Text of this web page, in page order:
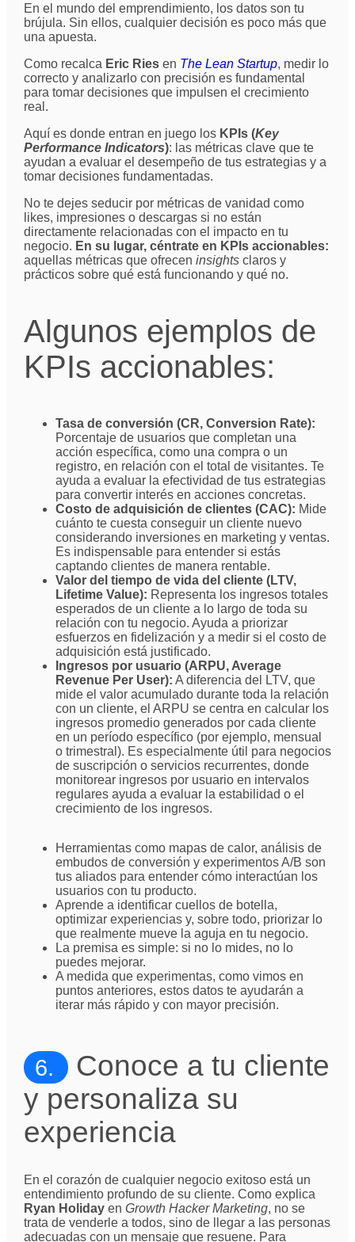
En el mundo del emprendimiento, los datos son tu
brújula. Sin ellos, cualquier decisión es poco más que
una apuesta.
Como recalca Eric Riesen The Lean Startup, medir lo
correcto y analizarlo con precisión es fundamental
para tomar decisiones que impulsen el crecimiento
real.
Aquí es donde entran en juego los KPIs (Key
Performance Indicators): las métricas clave que te
ayudan a evaluar el desempeño de tus estrategias y a
tomar decisiones fundamentadas.
No te dejes seducir por métricas de vanidad como
likes, impresiones o descargas si no están
directamente relacionadas con el impacto en tu
negocio. En su lugar, céntrate en KPIs accionables:
aquellas métricas que ofrecen insightsclaros y
prácticos sobre qué está funcionando y qué no.
Algunos ejemplos de
KPIs accionables:
Tasa de conversión (CR, Conversion Rate):
Porcentaje de usuarios que completan una
acción específica, como una compra o un
registro, en relación con el total de visitantes. Te
ayuda a evaluar la efectividad de tus estrategias
para convertir interés en acciones concretas.
Costo de adquisición de clientes (CAC): Mide
cuánto te cuesta conseguir un cliente nuevo
considerando inversiones en marketing y ventas.
Es indispensable para entender si estás
captando clientes de manera rentable.
Valor del tiempo de vida del cliente (LTV,
Lifetime Value): Representa los ingresos totales
esperados de un cliente a lo largo de toda su
relación con tu negocio. Ayuda a priorizar
esfuerzos en fidelización y a medir si el costo de
adquisición está justificado.
Ingresos por usuario (ARPU, Average
Revenue Per User): A diferencia del LTV, que
mide el valor acumulado durante toda la relación
con un cliente, el ARPU se centra en calcular los
ingresos promedio generados por cada cliente
en un período específico (por ejemplo, mensual
o trimestral). Es especialmente útil para negocios
de suscripción o servicios recurrentes, donde
monitorear ingresos por usuario en intervalos
regulares ayuda a evaluar la estabilidad o el
crecimiento de los ingresos.
Herramientas como mapas de calor, análisis de
embudos de conversión y experimentos A/B son
tus aliados para entender cómo interactúan los
usuarios con tu producto.
Aprende a identificar cuellos de botella,
optimizar experiencias y, sobre todo, priorizar lo
que realmente mueve la aguja en tu negocio.
La premisa es simple: si no lo mides, no lo
puedes mejorar.
A medida que experimentas, como vimos en
puntos anteriores, estos datos te ayudarán a
iterar más rápido y con mayor precisión.
6. Conoce a tu cliente
y personaliza su
experiencia
En el corazón de cualquier negocio exitoso está un
entendimiento profundo de su cliente. Como explica
Ryan Holidayen Growth Hacker Marketing, no se
trata de venderle a todos, sino de llegar a las personas
adecuadas con un mensaje que resuene. Para